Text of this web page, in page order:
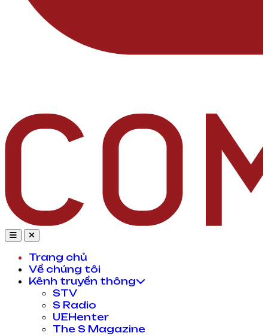
Trang chủ
Về chúng tôi
Kênh truyền thông
STV
S Radio
UEHenter
The S Magazine